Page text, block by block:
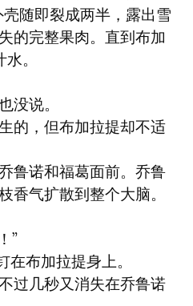
随即裂成两半，露出雪
的完整果肉。直到布加
。
没说。
的，但布加拉提却不适
鲁诺和福葛面前。乔鲁
香气扩散到整个大脑。
”
布加拉提身上。
过几秒又消失在乔鲁诺